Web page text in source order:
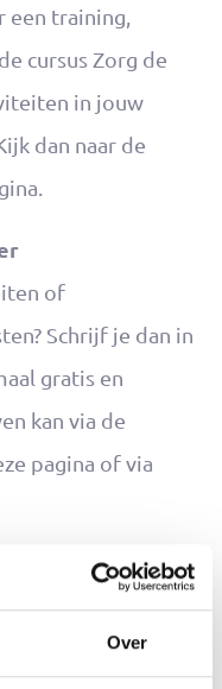
Over
een training,
cursus Zorg de
in jouw
dan naar de
of
Schrijf je dan in
gratis en
kan via de
pagina of via